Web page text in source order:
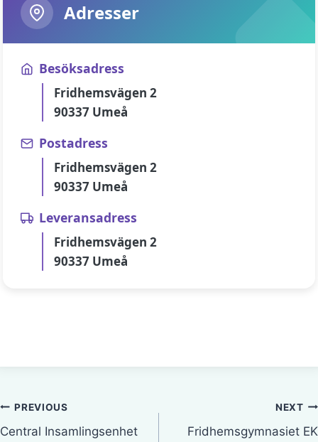
Adresser
Besöksadress
Fridhemsvägen 2
90337 Umeå
Postadress
Fridhemsvägen 2
90337 Umeå
Leveransadress
Fridhemsvägen 2
90337 Umeå
Inläggsnavigering
PREVIOUS
Central Insamlingsenhet
NEXT
Fridhemsgymnasiet EK